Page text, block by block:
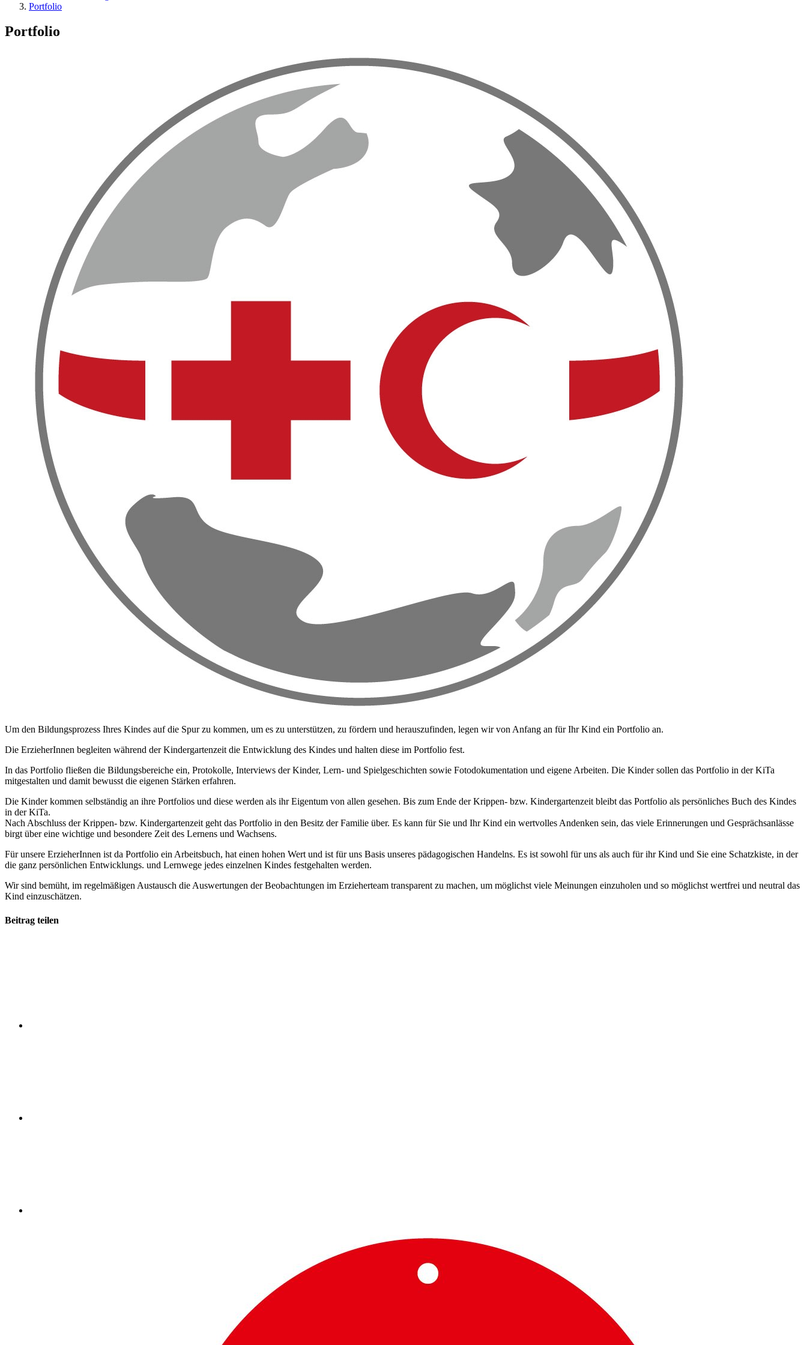
Portfolio
Portfolio
Um den Bildungsprozess Ihres Kindes auf die Spur zu kommen, um es zu unterstützen, zu fördern und herauszufinden, legen wir von Anfang an für Ihr Kind ein Portfolio an.
Die ErzieherInnen begleiten während der Kindergartenzeit die Entwicklung des Kindes und halten diese im Portfolio fest.
In das Portfolio fließen die Bildungsbereiche ein, Protokolle, Interviews der Kinder, Lern- und Spielgeschichten sowie Fotodokumentation und eigene Arbeiten. Die Kinder sollen das Portfolio in der KiTa
mitgestalten und damit bewusst die eigenen Stärken erfahren.
Die Kinder kommen selbständig an ihre Portfolios und diese werden als ihr Eigentum von allen gesehen. Bis zum Ende der Krippen- bzw. Kindergartenzeit bleibt das Portfolio als persönliches Buch des Kindes
in der KiTa.
Nach Abschluss der Krippen- bzw. Kindergartenzeit geht das Portfolio in den Besitz der Familie über. Es kann für Sie und Ihr Kind ein wertvolles Andenken sein, das viele Erinnerungen und Gesprächsanlässe
birgt über eine wichtige und besondere Zeit des Lernens und Wachsens.
Für unsere ErzieherInnen ist da Portfolio ein Arbeitsbuch, hat einen hohen Wert und ist für uns Basis unseres pädagogischen Handelns. Es ist sowohl für uns als auch für ihr Kind und Sie eine Schatzkiste, in der
die ganz persönlichen Entwicklungs. und Lernwege jedes einzelnen Kindes festgehalten werden.
Wir sind bemüht, im regelmäßigen Austausch die Auswertungen der Beobachtungen im Erzieherteam transparent zu machen, um möglichst viele Meinungen einzuholen und so möglichst wertfrei und neutral das
Kind einzuschätzen.
Beitrag teilen